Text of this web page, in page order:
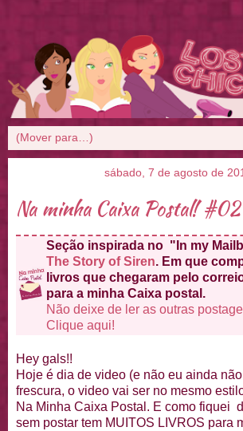
sábado, 7 de agosto de
Na minha Caixa Postal! #02
Seção inspirada no "In my
The Story of Siren. Em que
livros que chegaram pelo
para a minha Caixa postal.
Não deixe de ler as outras
Clique aqui!
Hey gals!!
Hoje é dia de video (e não eu ainda
frescura, o video vai ser no mesmo
Na Minha Caixa Postal. E como fiquei
sem postar tem MUITOS LIVROS para